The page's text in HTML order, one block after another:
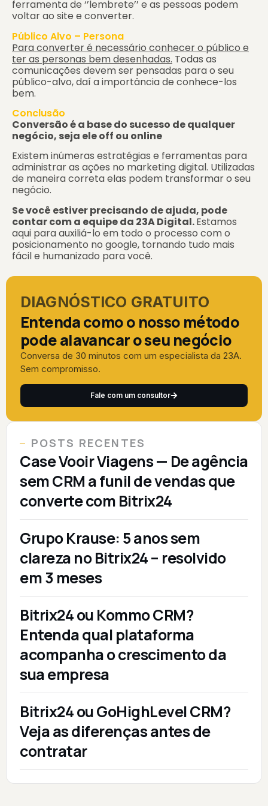
ferramenta de ‘’lembrete’’ e as pessoas podem
voltar ao site e converter.
Público Alvo – Persona
Para converter é necessário conhecer o público e
ter as personas bem desenhadas. Todas as
comunicações devem ser pensadas para o seu
público-alvo, daí a importância de conhece-los
bem.
Conclusão
Conversão é a base do sucesso de qualquer
negócio, seja ele off ou online
Existem inúmeras estratégias e ferramentas para
administrar as ações no marketing digital. Utilizadas
de maneira correta elas podem transformar o seu
negócio.
Se você estiver precisando de ajuda, pode
contar com a equipe da 23A Digital.Estamos
aqui para auxiliá-lo em todo o processo com o
posicionamento no google, tornando tudo mais
fácil e humanizado para você.
DIAGNÓSTICO GRATUITO
Entenda como o nosso método
pode alavancar o seu negócio
Conversa de 30 minutos com um especialista da 23A.
Sem compromisso.
Fale com um consultor
POSTS RECENTES
Case Vooir Viagens — De agência
sem CRM a funil de vendas que
converte com Bitrix24
Grupo Krause: 5 anos sem
clareza no Bitrix24 – resolvido
em 3 meses
Bitrix24 ou Kommo CRM?
Entenda qual plataforma
acompanha o crescimento da
sua empresa
Bitrix24 ou GoHighLevel CRM?
Veja as diferenças antes de
contratar